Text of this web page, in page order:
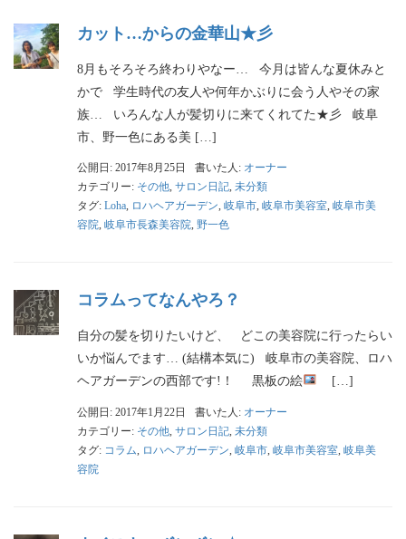
カット…からの金華山★彡
8月もそろそろ終わりやなー… 今月は皆んな夏休みと
かで 学生時代の友人や何年かぶりに会う人やその家
族… いろんな人が髪切りに来てくれてた★彡 岐阜
市、野一色にある美 […]
公開日: 2017年8月25日 書いた人: オーナー
カテゴリー: その他, サロン日記, 未分類
タグ: Loha, ロハヘアガーデン, 岐阜市, 岐阜市美容室, 岐阜市美
容院, 岐阜市長森美容院, 野一色
コラムってなんやろ？
自分の髪を切りたいけど、 どこの美容院に行ったらい
いか悩んでます… (結構本気に) 岐阜市の美容院、ロハ
ヘアガーデンの西部です!！ 黒板の絵
[…]
公開日: 2017年1月22日 書いた人: オーナー
カテゴリー: その他 サロン日記 未分類
タグ: コラム ロハヘアガーデン 岐阜市 岐阜市美容室 岐阜美
容院